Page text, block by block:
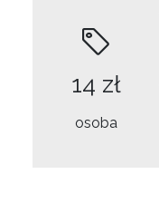
14 zł
osoba